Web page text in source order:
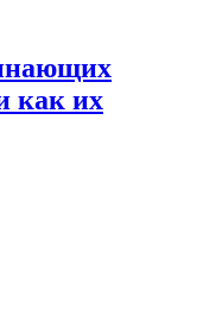
как их